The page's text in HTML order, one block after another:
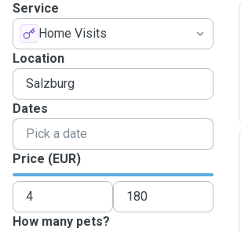
Service
Home Visits
Location
Dates
Price (EUR)
How many pets?